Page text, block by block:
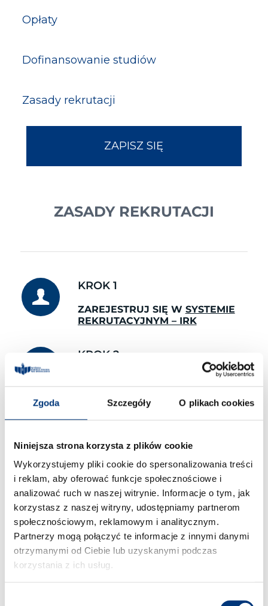
Zgoda Szczegóły O plikach cookies
Niniejsza strona korzysta z plików cookie
Wykorzystujemy pliki cookie do spersonalizowania treści
i reklam, aby oferować funkcje społecznościowe i
analizować ruch w naszej witrynie. Informacje o tym, jak
korzystasz z naszej witryny, udostępniamy partnerom
społecznościowym, reklamowym i analitycznym.
Partnerzy mogą połączyć te informacje z innymi danymi
otrzymanymi od Ciebie lub uzyskanymi podczas
korzystania z ich usług.
Opłaty
Dofinansowanie studiów
Zasady rekrutacji
ZAPISZ SIĘ
ZASADY REKRUTACJI
KROK 1
ZAREJESTRUJ SIĘ W SYSTEMIE
REKRUTACYJNYM – IRK
KROK 2
SKOMPLETUJ WSZYSTKIE
WYMAGANE DOKUMENTY
podanie o wpisanie na listę
wygenerowane z systemu IRK
kwestionariusz osobowy
wygenerowany zsystemu IRK
odpis dyplomu ukończenia
studiów wyższych wraz z
suplementem
2 egzemplarze umowy o
świadczenie usługi edukacyjnej
wygenerowaną z systemu IRK
KROK 3